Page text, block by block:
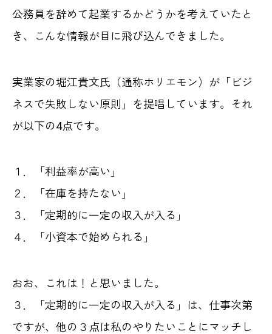
公務員を辞めて起業するかどうかを考えていたと
き、こんな情報が目に飛び込んできました。
実業家の堀江貴文氏（通称ホリエモン）が「ビジ
ネスで失敗しない原則」を提唱しています。それ
が以下の4点です。
１．「利益率が高い」
２．「在庫を持たない」
３．「定期的に一定の収入が入る」
４．「小資本で始められる」
おお、これは！と思いました。
３．「定期的に一定の収入が入る」は、仕事次第
ですが、他の３点は私のやりたいことにマッチし